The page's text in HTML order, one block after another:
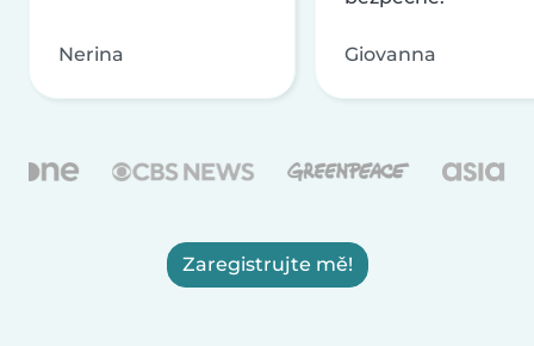
Nerina Giovanna
Zaregistrujte mě!